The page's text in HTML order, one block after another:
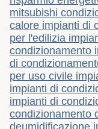
mitsubishi
calore impianti di
per l'edilizia
condizionamento
di
per uso civile
impianti di
impianti di
condizionamento
deumidificazione